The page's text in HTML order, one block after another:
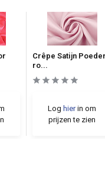
Crêpe Satijn
ro...
Log hierin om
prijzen te zien